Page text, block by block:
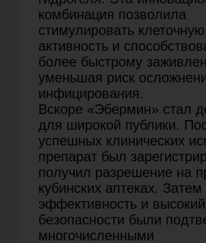
В 2001 году «Эбермин» снова появился
на российском рынке, однако, кризисы
2010-х годов снова поспособствовали его
исчезновению из российских
медицинских учреждений и аптек
РУ 2001 года
2001
2017